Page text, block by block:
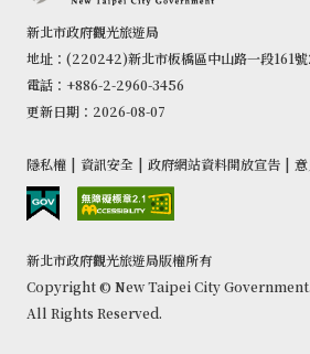
新北市政府觀光旅遊局
地址：(220242)新北市板橋區中山路一段161
電話：+886-2-2960-3456
更新日期：2026-08-07
隱私權 | 資訊安全 | 政府網站資料開放宣告 |
新北市政府觀光旅遊局版權所有
Copyright © New Taipei City Government.
All Rights Reserved.